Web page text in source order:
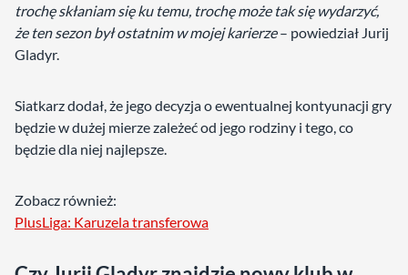
trochę skłaniam się ku temu, trochę może tak się wydarzyć,
że ten sezon był ostatnim w mojej karierze– powiedział Jurij
Gladyr.
Siatkarz dodał, że jego decyzja o ewentualnej kontyunacji gry
będzie w dużej mierze zależeć od jego rodziny i tego, co
będzie dla niej najlepsze.
Zobacz również:
PlusLiga: Karuzela transferowa